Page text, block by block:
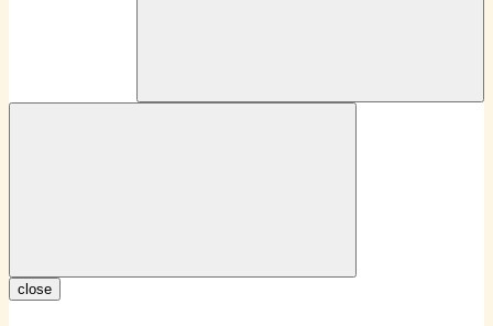
close